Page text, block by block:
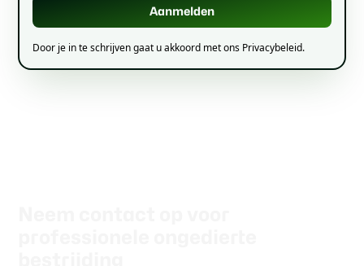
Door je in te schrijven gaat u akkoord met ons Privacybeleid.